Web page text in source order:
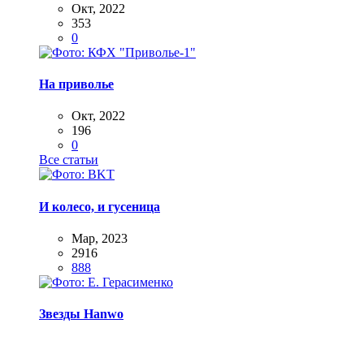
Окт, 2022
353
0
На приволье
Окт, 2022
196
0
Все статьи
И колесо, и гусеница
Мар, 2023
2916
888
Звезды Hanwo